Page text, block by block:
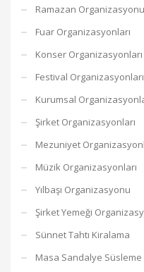
Ramazan Organizasyonu
Fuar Organizasyonları
Konser Organizasyonları
Festival Organizasyonları
Kurumsal
Şirket Organizasyonları
Mezuniyet
Müzik Organizasyonları
Yılbaşı Organizasyonu
Şirket Yemeği
Sünnet Tahtı Kiralama
Masa Sandalye Süsleme